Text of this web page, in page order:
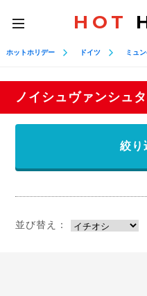
toggle
navigation
HOT
ホットホリデー ドイツ ミュ
ノイシュヴァンシュ
絞り
並び替え：